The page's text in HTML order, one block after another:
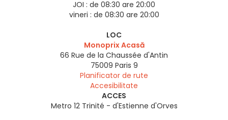
JOI : de 08:30 are 20:00
vineri : de 08:30 are 20:00
LOC
Monoprix Acasă
66 Rue de la Chaussée d'Antin
75009 Paris 9
Planificator de rute
Accesibilitate
ACCES
Metro 12 Trinité - d'Estienne d'Orves